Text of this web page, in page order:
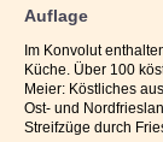
Auflage
Im Konvolut
Küche. Über 100
Meier: Köstliches
Ost- und
Streifzüge durch